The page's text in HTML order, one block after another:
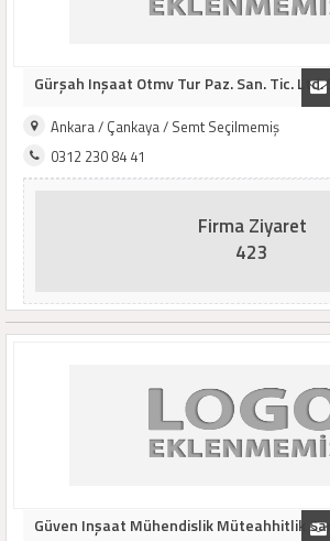
Gürşah Inşaat Otmv Tur Paz. San. Tic. Ltd.
Ankara / Çankaya / Semt Seçilmemiş
0312 230 84 41
Firma Ziyaret
423
Güven Inşaat Mühendislik Müteahhitlik